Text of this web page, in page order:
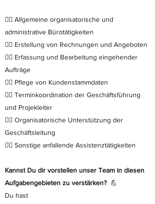
👉🏻 Allgemeine organisatorische und
administrative Bürotätigkeiten
👉🏻 Erstellung von Rechnungen und Angeboten
👉🏻 Erfassung und Bearbeitung eingehender
Aufträge
👉🏻 Pflege von Kundenstammdaten
👉🏻 Terminkoordination der Geschäftsführung
und Projekleiter
👉🏻 Organisatorische Unterstützung der
Geschäftsleitung
👉🏻 Sonstige anfallende Assistenztätigkeiten
Kannst Du dir vorstellen unser Team in diesen
Aufgabengebieten zu verstärken?💪
Du hast